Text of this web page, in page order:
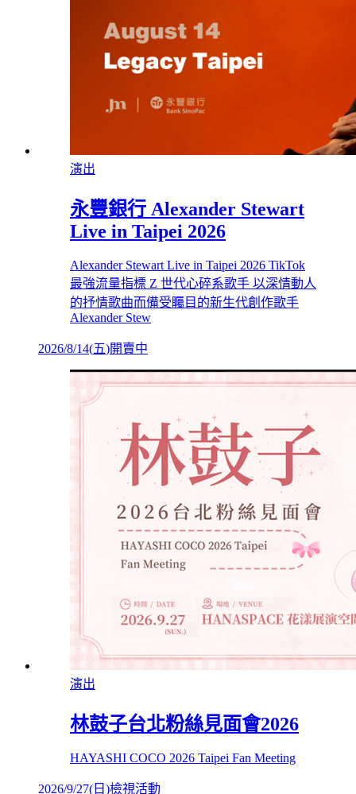
演出
永豐銀行 Alexander Stewart
Live in Taipei 2026
Alexander Stewart Live in Taipei 2026 TikTok
最強流量指標 Z 世代心碎系歌手 以深情動人
的抒情歌曲而備受矚目的新生代創作歌手
Alexander Stew
2026/8/14(五)開賣中
演出
林鼓子台北粉絲見面會2026
HAYASHI COCO 2026 Taipei Fan Meeting
2026/9/27( 日 )檢視活動